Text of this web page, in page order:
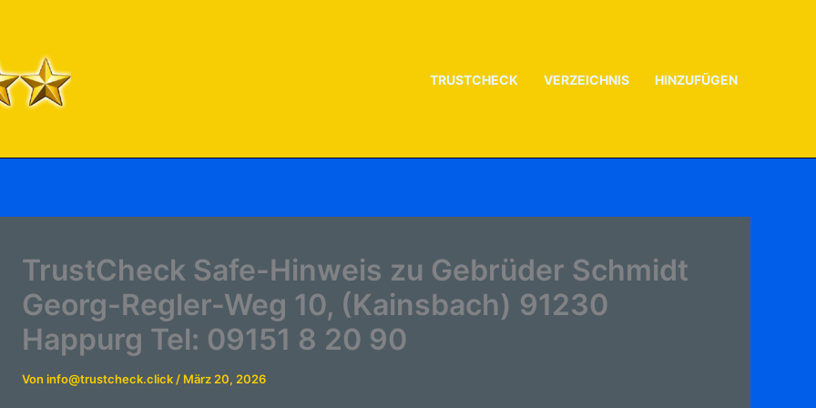
TRUSTCHECK VERZEICHNIS HINZUFÜGEN
TrustCheck Safe-Hinweis zu Gebrüder Schmidt
Georg-Regler-Weg 10, (Kainsbach) 91230
Happurg Tel: 09151 8 20 90
Von info@trustcheck.click / März 20, 2026